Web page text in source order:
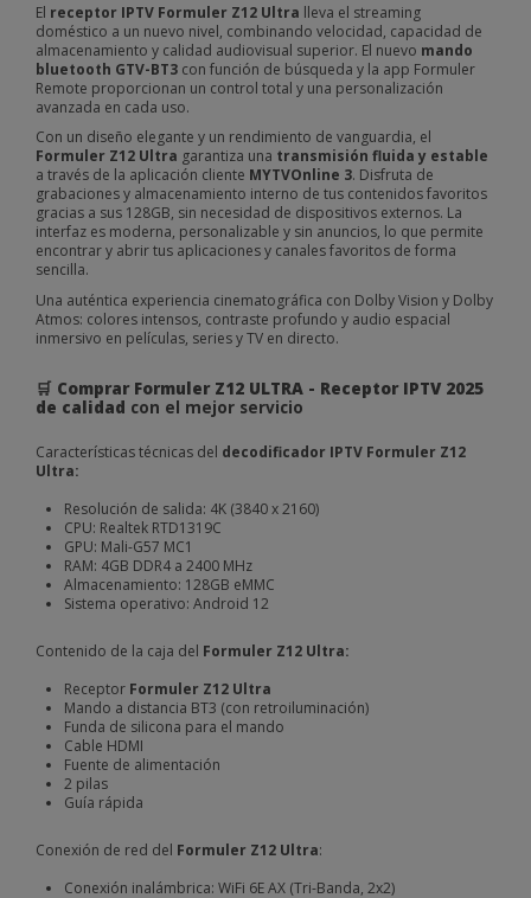
El receptor IPTV Formuler Z12 Ultra lleva el streaming
doméstico a un nuevo nivel, combinando velocidad, capacidad de
almacenamiento y calidad audiovisual superior. El nuevo mando
bluetooth GTV-BT3 con función de búsqueda y la app Formuler
Remote proporcionan un control total y una personalización
avanzada en cada uso.
Con un diseño elegante y un rendimiento de vanguardia, el
Formuler Z12 Ultra garantiza una transmisión fluida y estable
a través de la aplicación cliente MYTVOnline 3. Disfruta de
grabaciones y almacenamiento interno de tus contenidos favoritos
gracias a sus 128GB, sin necesidad de dispositivos externos. La
interfaz es moderna, personalizable y sin anuncios, lo que permite
encontrar y abrir tus aplicaciones y canales favoritos de forma
sencilla.
Una auténtica experiencia cinematográfica con Dolby Vision y Dolby
Atmos: colores intensos, contraste profundo y audio espacial
inmersivo en películas, series y TV en directo.
🛒 Comprar Formuler Z12 ULTRA - Receptor IPTV 2025
de calidad con el mejor servicio
Características técnicas del decodificador IPTV Formuler Z12
Ultra:
Resolución de salida: 4K (3840 x 2160)
CPU: Realtek RTD1319C
GPU: Mali-G57 MC1
RAM: 4GB DDR4 a 2400 MHz
Almacenamiento: 128GB eMMC
Sistema operativo: Android 12
Contenido de la caja del Formuler Z12 Ultra:
Receptor Formuler Z12 Ultra
Mando a distancia BT3 (con retroiluminación)
Funda de silicona para el mando
Cable HDMI
Fuente de alimentación
2 pilas
Guía rápida
Conexión de red del Formuler Z12 Ultra:
Conexión inalámbrica: WiFi 6E AX (Tri-Banda, 2x2)